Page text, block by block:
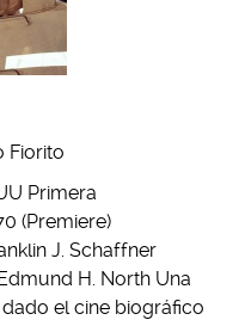
Fiorito
Primera
(Premiere)
J. Schaffner
H. North Una
el cine biográfico